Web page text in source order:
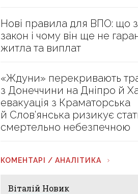
Нові правила для ВПО: що
закон і чому він ще не
житла та виплат
«Ждуни» перекривають
з Донеччини на Дніпро й
евакуація з Краматорська
й Слов’янська ризикує
смертельно небезпечною
КОМЕНТАРІ / АНАЛІТИКА
Віталій Новик